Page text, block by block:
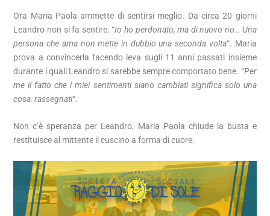
Ora Maria Paola ammette di sentirsi meglio. Da circa 20 giorni
Leandro non si fa sentire. “Io ho perdonato, ma di nuovo no… Una
persona che ama non mette in dubbio una seconda volta“. Maria
prova a convincerla facendo leva sugli 11 anni passati insieme
durante i quali Leandro si sarebbe sempre comportato bene. “Per
me il fatto che i miei sentimenti siano cambiati significa solo una
cosa: rassegnati“.
Non c’è speranza per Leandro, Maria Paola chiude la busta e
restituisce al mittente il cuscino a forma di cuore.